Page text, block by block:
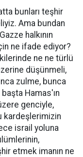
bunları teşhir
Ama bundan
halkının
ne ifade ediyor?
ne ne türlü
düşünmeli,
zulme, bunca
Hamas'ın
genciyle,
kardeşlerimizin
israil yoluna
etmek imanın ne